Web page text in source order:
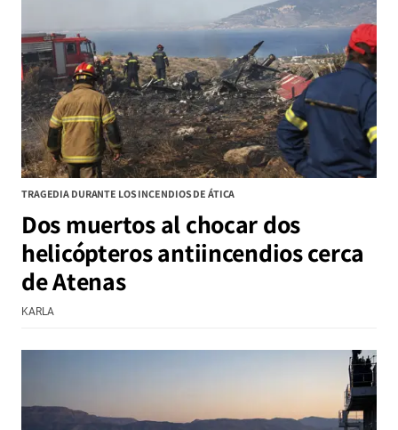
TRAGEDIA DURANTE LOS INCENDIOS DE ÁTICA
Dos muertos al chocar dos
helicópteros antiincendios cerca
de Atenas
KARLA